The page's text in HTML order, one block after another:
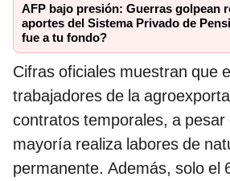
AFP bajo presión: Guerras golpean
aportes del Sistema Privado de
fue a tu fondo?
Cifras oficiales muestran que
trabajadores de la
contratos temporales, a pesar
mayoría realiza labores de
permanente. Además, solo el